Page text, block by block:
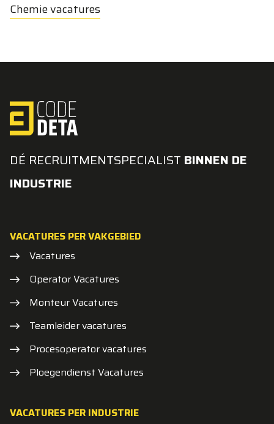
Chemie vacatures
DÉ RECRUITMENTSPECIALIST BINNEN DE
INDUSTRIE
VACATURES PER VAKGEBIED
Vacatures
Operator Vacatures
Monteur Vacatures
Teamleider vacatures
Procesoperator vacatures
Ploegendienst Vacatures
VACATURES PER INDUSTRIE